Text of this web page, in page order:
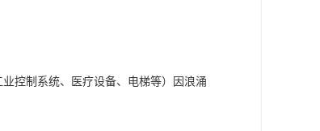
控制系统、医疗设备、电梯等）因浪涌